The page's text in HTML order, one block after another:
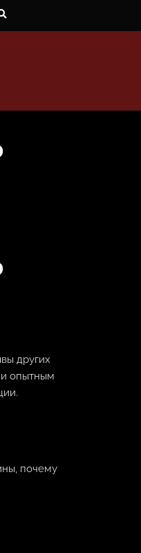
других
и опытным
почему